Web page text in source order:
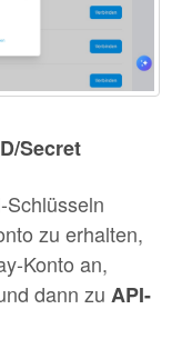
Secret
Schlüsseln
zu erhalten,
Konto an,
dann zu API-